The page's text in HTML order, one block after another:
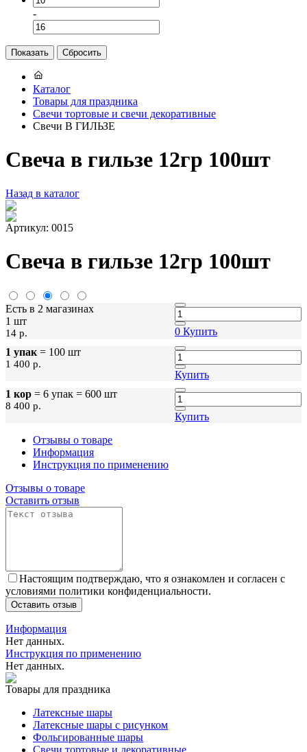
-
Каталог
Товары для праздника
Свечи тортовые и свечи декоративные
Свечи В ГИЛЬЗЕ
Свеча в гильзе 12гр 100шт
Назад в каталог
Артикул: 0015
Свеча в гильзе 12гр 100шт
Есть в 2 магазинах
1 шт
14 p. 0 Купить
1 упак = 100 шт
1 400 p.
Купить
1 кор = 6 упак = 600 шт
8 400 p.
Купить
Отзывы о товаре
Информация
Инструкция по применению
Отзывы о товаре
Оставить отзыв
Настоящим подтверждаю, что я ознакомлен и согласен с
условиями политики конфиденциальности.
Оставить отзыв
Информация
Нет данных.
Инструкция по применению
Нет данных.
Товары для праздника
Латексные шары
Латексные шары с рисунком
Фольгированные шары
Свечи тортовые и декоративные